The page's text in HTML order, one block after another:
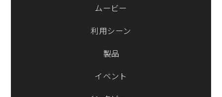
ムービー
利用シーン
製品
イベント